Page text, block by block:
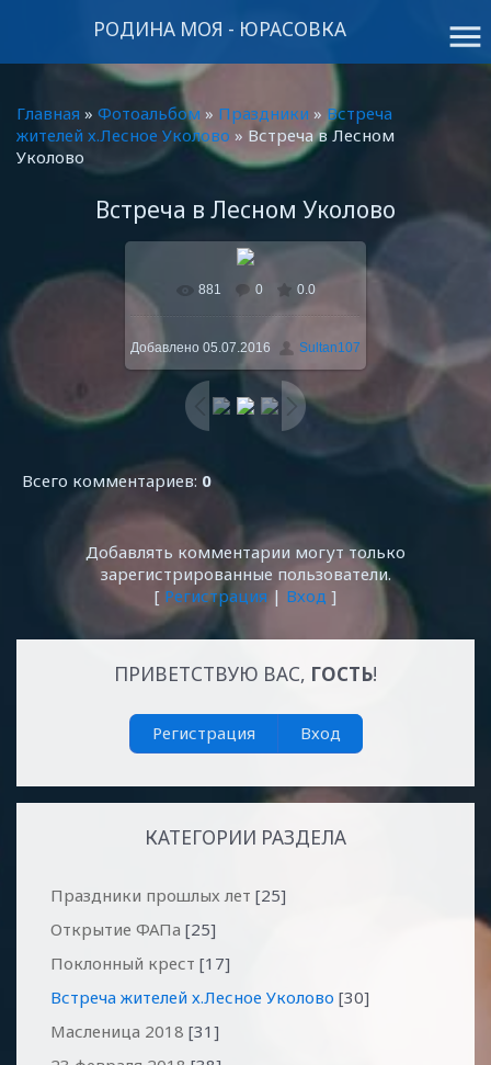
menu
РОДИНА МОЯ - ЮРАСОВКА
Главная » Фотоальбом » Праздники » Встреча
жителей х.Лесное Уколово » Встреча в Лесном
Уколово
Встреча в Лесном Уколово
В реальном размере 800x600
/ 155.3Kb
881 0 0.0
Добавлено 05.07.2016 Sultan107
Всего комментариев: 0
Добавлять комментарии могут только
зарегистрированные пользователи.
[ Регистрация | Вход ]
ПРИВЕТСТВУЮ ВАС, ГОСТЬ!
Регистрация Вход
КАТЕГОРИИ РАЗДЕЛА
Праздники прошлых лет [25]
Открытие ФАПа [25]
Поклонный крест [17]
Встреча жителей х.Лесное Уколово [30]
Масленица 2018 [31]